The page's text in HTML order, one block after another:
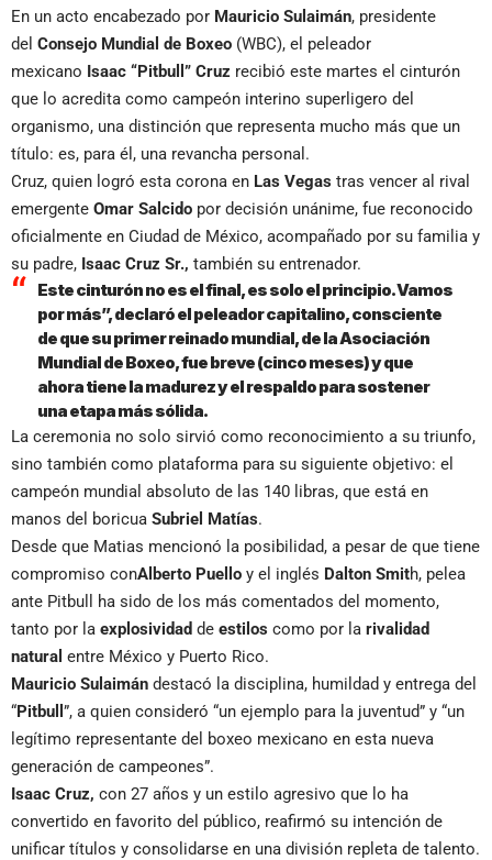
En un acto encabezado por Mauricio Sulaimán, presidente
del Consejo Mundial de Boxeo (WBC), el peleador
mexicano Isaac “Pitbull” Cruz recibió este martes el cinturón
que lo acredita como campeón interino superligero del
organismo, una distinción que representa mucho más que un
título: es, para él, una revancha personal.
Cruz, quien logró esta corona en Las Vegas tras vencer al rival
emergente Omar Salcido por decisión unánime, fue reconocido
oficialmente en Ciudad de México, acompañado por su familia y
su padre, Isaac Cruz Sr., también su entrenador.
Este cinturón no es el final, es solo el principio. Vamos
por más”, declaró el peleador capitalino, consciente
de que su primer reinado mundial, de la Asociación
Mundial de Boxeo, fue breve (cinco meses) y que
ahora tiene la madurez y el respaldo para sostener
una etapa más sólida.
La ceremonia no solo sirvió como reconocimiento a su triunfo,
sino también como plataforma para su siguiente objetivo: el
campeón mundial absoluto de las 140 libras, que está en
manos del boricua Subriel Matías.
Desde que Matias mencionó la posibilidad, a pesar de que tiene
compromiso conAlberto Puello y el inglés Dalton Smith, pelea
ante Pitbull ha sido de los más comentados del momento,
tanto por la explosividad de estilos como por la rivalidad
natural entre México y Puerto Rico.
Mauricio Sulaimán destacó la disciplina, humildad y entrega del
“Pitbull ”, a quien consideró “un ejemplo para la juventud” y “un
legítimo representante del boxeo mexicano en esta nueva
generación de campeones”.
Isaac Cruz, con 27 años y un estilo agresivo que lo ha
convertido en favorito del público, reafirmó su intención de
unificar títulos y consolidarse en una división repleta de talento.